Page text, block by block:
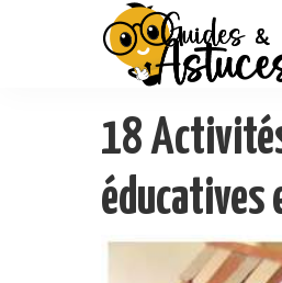
18
éducatives